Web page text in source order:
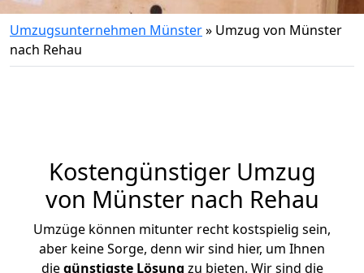
Umzugsunternehmen Münster» Umzug von Münster
nach Rehau
Kostengünstiger Umzug
von Münster nach Rehau
Umzüge können mitunter recht kostspielig sein,
aber keine Sorge, denn wir sind hier, um Ihnen
diegünstigste Lösung zu bieten. Wir sind die